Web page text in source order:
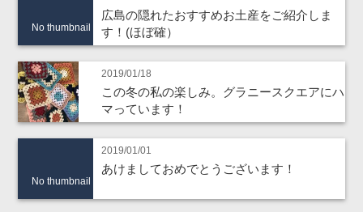
No thumbnail
広島の隠れたおすすめお土産をご紹介しま
す！(ほぼ確）
2019/01/18
この冬の私の楽しみ。グラニースクエアにハ
マっています！
No thumbnail
2019/01/01
あけましておめでとうございます！